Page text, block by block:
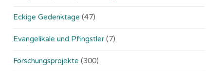
Eckige Gedenktage (47)
Evangelikale und Pfingstler (7)
Forschungsprojekte (300)